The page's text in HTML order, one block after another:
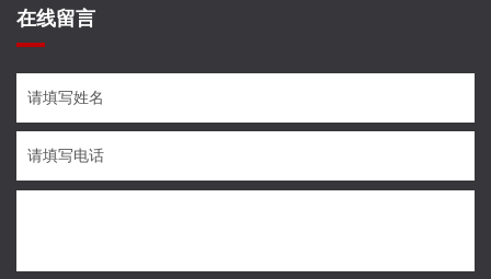
在线留言